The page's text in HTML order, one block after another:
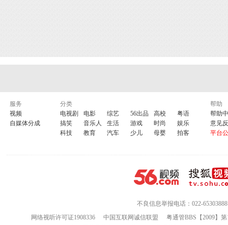
服务
视频
自媒体分成
分类
电视剧
电影 综艺 56出品 高校
粤语
搞笑
音乐人 生活 游戏 时尚
娱乐
科技
教育 汽车 少儿 母婴 拍客
帮助
帮助
意见
平台
不良信息举报电话：022-65303888
网络视听许可证1908336
中国互联网诚信联盟
粤通管BBS【2009】